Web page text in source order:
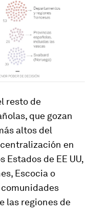
resto de
que gozan
altos del
en
Estados de EE UU,
Escocia o
comunidades
las regiones de